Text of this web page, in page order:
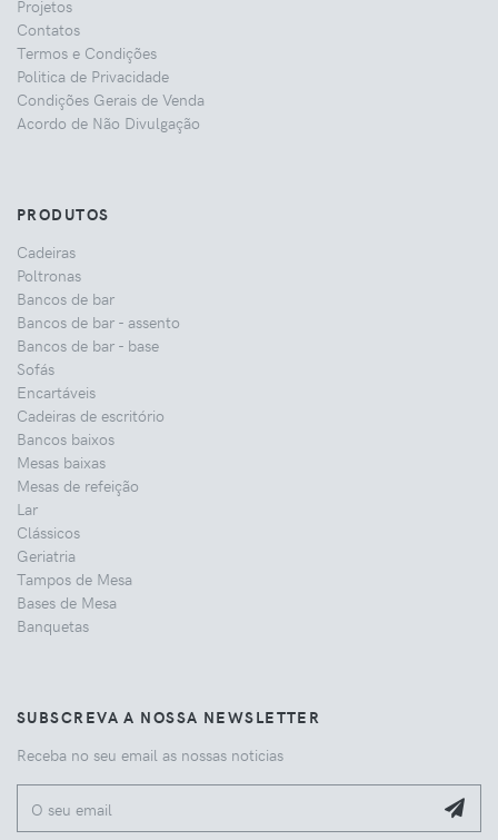
Projetos
Contatos
Termos e Condições
Politica de Privacidade
Condições Gerais de Venda
Acordo de Não Divulgação
PRODUTOS
Cadeiras
Poltronas
Bancos de bar
Bancos de bar - assento
Bancos de bar - base
Sofás
Encartáveis
Cadeiras de escritório
Bancos baixos
Mesas baixas
Mesas de refeição
Lar
Clássicos
Geriatria
Tampos de Mesa
Bases de Mesa
Banquetas
SUBSCREVA A NOSSA NEWSLETTER
Receba no seu email as nossas noticias